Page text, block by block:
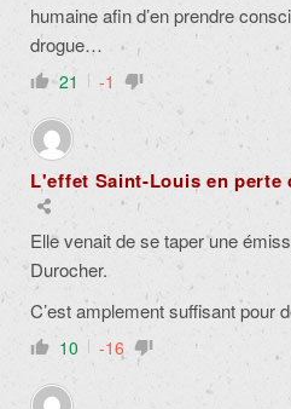
humaine afin d’en prendre
drogue…
21 -1
L'effet Saint-Louis en perte
Elle venait de se taper une
Durocher.
C’est amplement suffisant pour
10 -16